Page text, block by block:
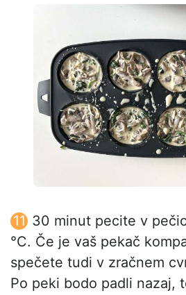
30 minut pecite v
°C. Če je vaš pekač
spečete tudi v zračnem
Po peki bodo padli nazaj,